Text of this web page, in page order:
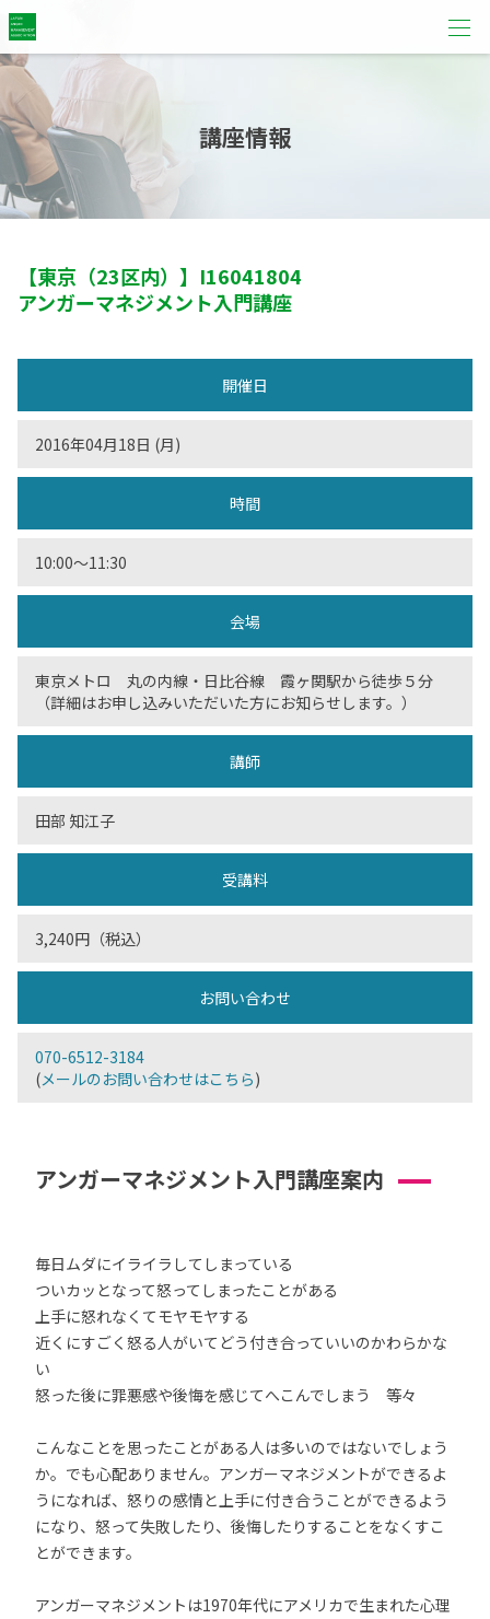
講座情報
【東京（23区内）】 I16041804
アンガーマネジメント入門講座
開催日
2016年04月18日 (月)
時間
10:00～11:30
会場
東京メトロ 丸の内線・日比谷線 霞ヶ関駅から徒歩５分
（詳細はお申し込みいただいた方にお知らせします。）
講師
田部 知江子
受講料
3,240円（税込）
お問い合わせ
070-6512-3184
(メールのお問い合わせはこちら)
アンガーマネジメント入門講座案内
毎日ムダにイライラしてしまっている
ついカッとなって怒ってしまったことがある
上手に怒れなくてモヤモヤする
近くにすごく怒る人がいてどう付き合っていいのかわらかな
い
怒った後に罪悪感や後悔を感じてへこんでしまう 等々
こんなことを思ったことがある人は多いのではないでしょう
か。でも心配ありません。アンガーマネジメントができるよ
うになれば、怒りの感情と上手に付き合うことができるよう
になり、怒って失敗したり、後悔したりすることをなくすこ
とができます。
アンガーマネジメントは1970年代にアメリカで生まれた心理